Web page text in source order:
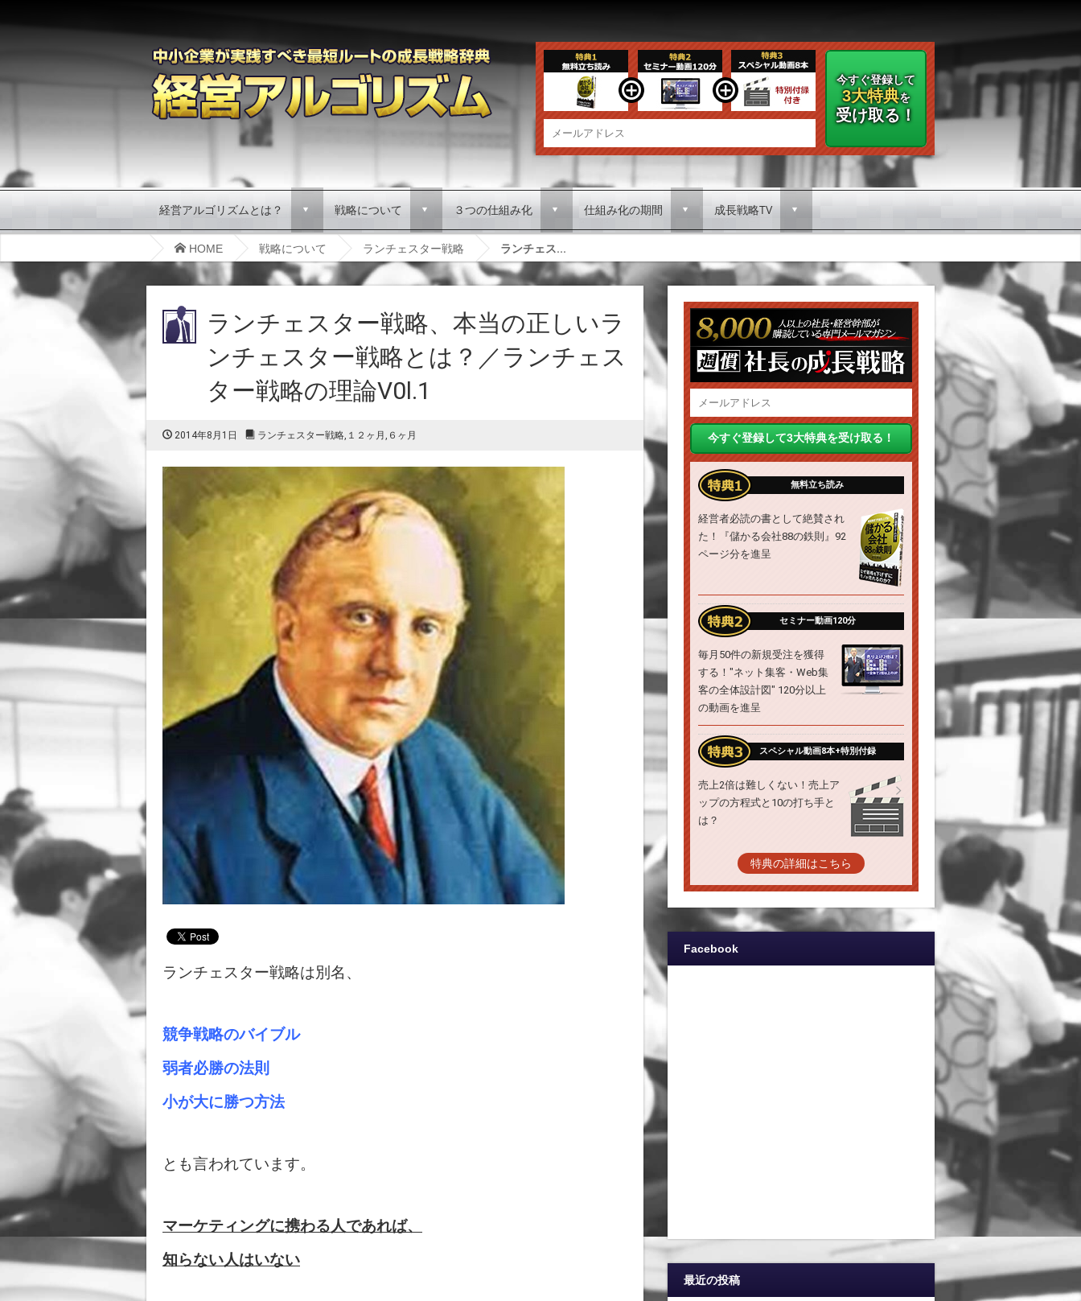
今すぐ登録して
3大特典を
受け取る！
経営アルゴリズムとは？ d 戦略について d ３つの仕組み化 d 仕組み化の期間 d 成長戦略TV d
HOME 戦略について ランチェスター戦略 ランチェス...
ランチェスター戦略、本当の正しいラ
ンチェスター戦略とは？／ランチェス
ター戦略の理論V0l.1
2014年8月1日 ランチェスター戦略, １２ヶ月 , ６ヶ月
ランチェスター戦略は別名、
競争戦略のバイブル
弱者必勝の法則
小が大に勝つ方法
とも言われています。
マーケティングに携わる人であれば、
知らない人はいない
無料立ち読み
経営者必読の書として絶賛され
た！『儲かる会社88の鉄則』92
ページ分を進呈
セミナー動画120分
毎月50件の新規受注を獲得
する！"ネット集客・Web集
客の全体設計図" 120分以上
の動画を進呈
スペシャル動画8本+特別付録
売上2倍は難しくない！売上ア
ップの方程式と10の打ち手と
は？
特典の詳細はこちら
Facebook
最近の投稿